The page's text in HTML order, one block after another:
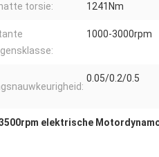
torsie: 1241Nm
1000-3000rpm
0.05/0.2/0.5
elektrische